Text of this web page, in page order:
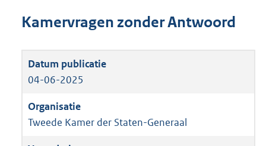
Kamervragen zonder Antwoord
04-06-2025
Tweede Kamer der Staten-Generaal